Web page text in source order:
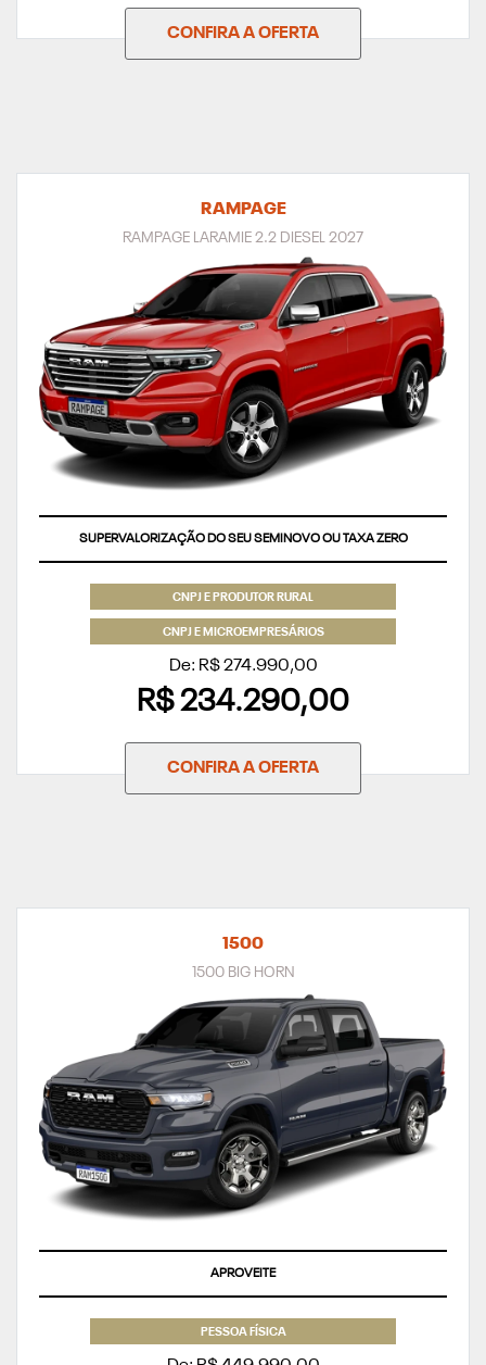
CONFIRA A OFERTA
RAMPAGE
RAMPAGE LARAMIE 2.2 DIESEL 2027
SUPERVALORIZAÇÃO DO SEU SEMINOVO OU TAXA ZERO
CNPJ E PRODUTOR RURAL
CNPJ E MICROEMPRESÁRIOS
De: R$ 274.990,00
R$ 234.290,00
CONFIRA A OFERTA
1500
1500 BIG HORN
APROVEITE
PESSOA FÍSICA